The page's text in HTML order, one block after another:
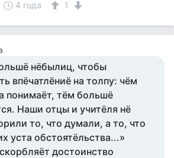
4 года
1
нёбылиц, чтобы
впёчатлёниё на толпу: чём
понимаёт, тём большё
Наши отцы и учитёля нё
то, что думали, а то, что
уста обстоятёльства...»
достоинство